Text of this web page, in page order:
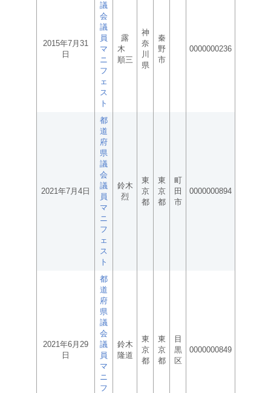
2015年7月31
日
議
会
議
員
マ
ニ
フ
ェ
ス
ト
露
木
順三
神
奈
川
県
秦
野
市
0000000236
2021年7月4日
都
道
府
県
議
会
議
員
マ
ニ
フ
ェ
ス
ト
鈴木
烈
東
京
都
東
京
都
町
田
市
0000000894
2021年6月29
日
都
道
府
県
議
会
議
員
マ
ニ
フ
鈴木
隆道
東
京
都
東
京
都
目
黒
区
0000000849